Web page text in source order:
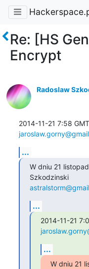
Re: [HS
Encrypt
Radoslaw
...
W dniu 21
Szkodzinski
...
...
W dniu 21